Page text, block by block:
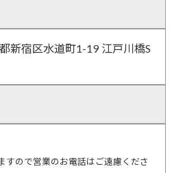
新宿区水道町1-19 江戸川橋S
すので営業のお電話はご遠慮くださ